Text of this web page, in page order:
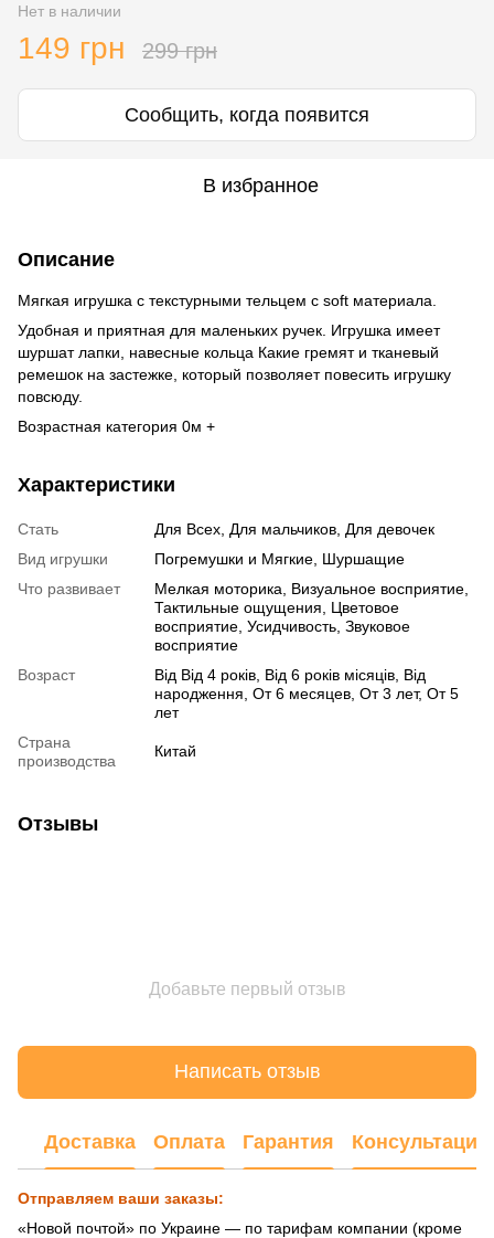
Нет в наличии
149 грн 299 грн
Сообщить, когда появится
В избранное
Описание
Мягкая игрушка с текстурными тельцем с soft материала.
Удобная и приятная для маленьких ручек. Игрушка имеет
шуршат лапки, навесные кольца Какие гремят и тканевый
ремешок на застежке, который позволяет повесить игрушку
повсюду.
Возрастная категория 0м +
Характеристики
Стать
Для Всех, Для мальчиков, Для девочек
Вид игрушки
Погремушки и Мягкие, Шуршащие
Что развивает
Мелкая моторика, Визуальное восприятие,
Тактильные ощущения, Цветовое
восприятие, Усидчивость, Звуковое
восприятие
Возраст
Від Від 4 років, Від 6 років місяців, Від
народження, От 6 месяцев, От 3 лет, От 5
лет
Страна
производства
Китай
Отзывы
Добавьте первый отзыв
Написать отзыв
Доставка Оплата Гарантия Консультация
Отправляем ваши заказы:
«Новой почтой» по Украине — по тарифам компании (кроме